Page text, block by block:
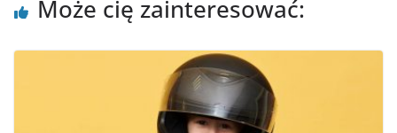
Może cię zainteresować: